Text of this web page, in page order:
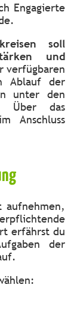
Engagierte
soll
und
verfügbaren
Ablauf der
unter den
Über das
Anschluss
aufnehmen,
erfährst du
der